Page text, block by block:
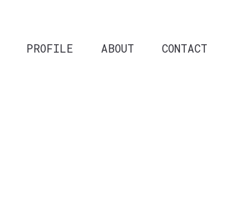
PROFILE ABOUT CONTACT